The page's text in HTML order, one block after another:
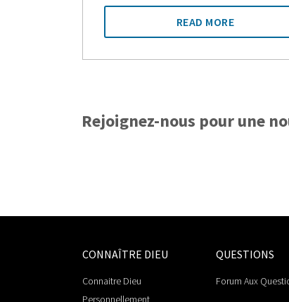
READ MORE
Rejoignez-nous pour une
CONNAÎTRE DIEU
Connaitre Dieu
Personnellement
QUESTIONS
Forum Aux